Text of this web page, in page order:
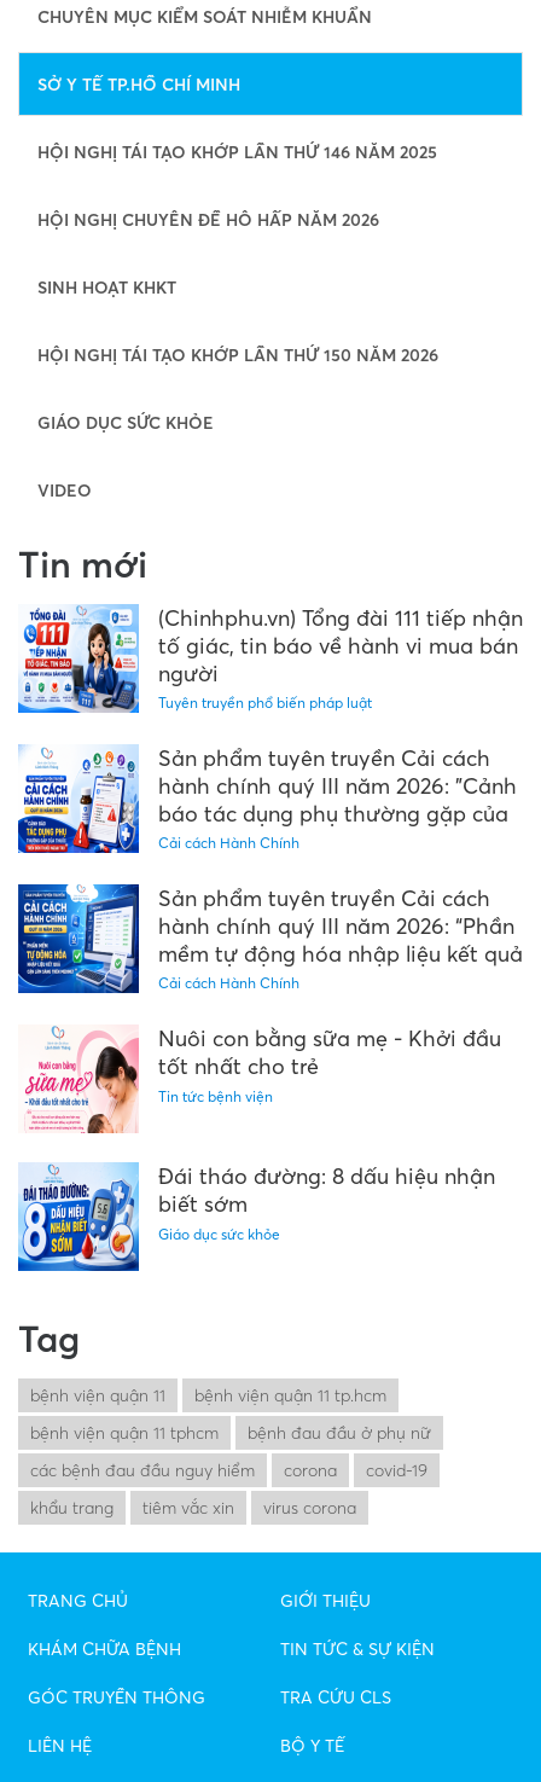
CHUYÊN MỤC KIỂM SOÁT NHIỄM KHUẨN
SỞ Y TẾ TP.HỒ CHÍ MINH
HỘI NGHỊ TÁI TẠO KHỚP LẦN THỨ 146 NĂM 2025
HỘI NGHỊ CHUYÊN ĐỀ HÔ HẤP NĂM 2026
SINH HOẠT KHKT
HỘI NGHỊ TÁI TẠO KHỚP LẦN THỨ 150 NĂM 2026
GIÁO DỤC SỨC KHỎE
VIDEO
Tin mới
(Chinhphu.vn) Tổng đài 111 tiếp nhận
tố giác, tin báo về hành vi mua bán
người
Tuyên truyền phổ biến pháp luật
Sản phẩm tuyên truyền Cải cách
hành chính quý III năm 2026: "Cảnh
báo tác dụng phụ thường gặp của
thuốc trên đơn thuốc ngoại trú"
Cải cách Hành Chính
Sản phẩm tuyên truyền Cải cách
hành chính quý III năm 2026: “Phần
mềm tự động hóa nhập liệu kết quả
cận lâm sàng trên Medinet”
Cải cách Hành Chính
Nuôi con bằng sữa mẹ - Khởi đầu
tốt nhất cho trẻ
Tin tức bệnh viện
Đái tháo đường: 8 dấu hiệu nhận
biết sớm
Giáo dục sức khỏe
Tag
bệnh viện quận 11
bệnh viện quận 11 tp.hcm
bệnh viện quận 11 tphcm
bệnh đau đầu ở phụ nữ
các bệnh đau đầu nguy hiểm
corona
covid-19
khẩu trang
tiêm vắc xin virus corona
TRANG CHỦ GIỚI THIỆU
KHÁM CHỮA BỆNH TIN TỨC & SỰ KIỆN
GÓC TRUYỀN THÔNG TRA CỨU CLS
LIÊN HỆ BỘ Y TẾ